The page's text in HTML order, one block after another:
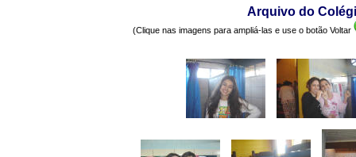
Arquivo do
(Clique nas imagens para ampliá-las e use o botão Voltar